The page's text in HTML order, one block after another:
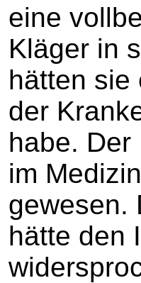
eine
Kläger in
hätten sie
der
habe. Der
im
gewesen.
hätte den